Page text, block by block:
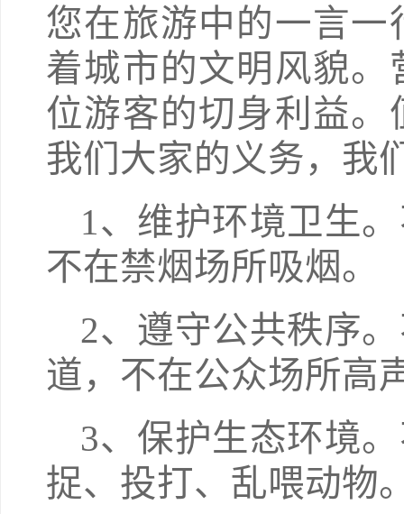
您在旅游中的一言
着城市的文明风貌
位游客的切身利益
我们大家的义务，我
1、维护环境卫生
不在禁烟场所吸烟。
2、遵守公共秩序
道，不在公众场所高
3、保护生态环境
捉、投打、乱喂动物